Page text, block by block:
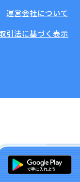
運営会社について
引法に基づく表示